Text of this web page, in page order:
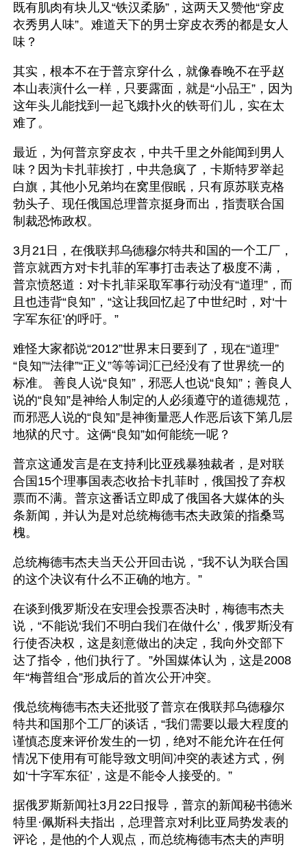
既有肌肉有块儿又“铁汉柔肠”，这两天又赞他“穿皮
衣秀男人味”。难道天下的男士穿皮衣秀的都是女人
味？
其实，根本不在于普京穿什么，就像春晚不在乎赵
本山表演什么一样，只要露面，就是“小品王”，因为
这年头儿能找到一起飞娥扑火的铁哥们儿，实在太
难了。
最近，为何普京穿皮衣，中共千里之外能闻到男人
味？因为卡扎菲挨打，中共急疯了，卡斯特罗举起
白旗，其他小兄弟均在窝里假眠，只有原苏联克格
勃头子、现任俄国总理普京挺身而出，指责联合国
制裁恐怖政权。
3月21日，在俄联邦乌德穆尔特共和国的一个工厂，
普京就西方对卡扎菲的军事打击表达了极度不满，
普京愤怒道：对卡扎菲采取军事行动没有“道理”，而
且也违背“良知”，“这让我回忆起了中世纪时，对‘十
字军东征’的呼吁。”
难怪大家都说“2012”世界末日要到了，现在“道理”
“良知”“法律”“正义”等等词汇已经没有了世界统一的
标准。 善良人说“良知”，邪恶人也说“良知”；善良人
说的“良知”是神给人制定的人必须遵守的道德规范，
而邪恶人说的“良知”是神衡量恶人作恶后该下第几层
地狱的尺寸。这俩“良知”如何能统一呢？
普京这通发言是在支持利比亚残暴独裁者，是对联
合国15个理事国表态收拾卡扎菲时，俄国投了弃权
票而不满。普京这番话立即成了俄国各大媒体的头
条新闻，并认为是对总统梅德韦杰夫政策的指桑骂
槐。
总统梅德韦杰夫当天公开回击说，“我不认为联合国
的这个决议有什么不正确的地方。”
在谈到俄罗斯没在安理会投票否决时，梅德韦杰夫
说，“不能说‘我们不明白我们在做什么’，俄罗斯没有
行使否决权，这是刻意做出的决定，我向外交部下
达了指令，他们执行了。”外国媒体认为，这是2008
年“梅普组合”形成后的首次公开冲突。
俄总统梅德韦杰夫还批驳了普京在俄联邦乌德穆尔
特共和国那个工厂的谈话，“我们需要以最大程度的
谨慎态度来评价发生的一切，绝对不能允许在任何
情况下使用有可能导致文明间冲突的表述方式，例
如‘十字军东征’，这是不能令人接受的。”
据俄罗斯新闻社3月22日报导，普京的新闻秘书德米
特里·佩斯科夫指出，总理普京对利比亚局势发表的
评论，是他的个人观点，而总统梅德韦杰夫的声明